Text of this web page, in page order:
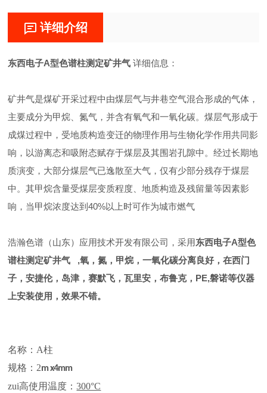
详细介绍
东西电子A型色谱柱测定矿井气 详细信息：
矿井气是煤矿开采过程中由煤层气与井巷空气混合形成的气体，
主要成分为甲烷、氮气，并含有氧气和一氧化碳。煤层气形成于
成煤过程中，受地质构造变迁的物理作用与生物化学作用共同影
响，以游离态和吸附态赋存于煤层及其围岩孔隙中。经过长期地
质演变，大部分煤层气已逸散至大气，仅有少部分残存于煤层
中。其甲烷含量受煤层变质程度、地质构造及残留量等因素影
响，当甲烷浓度达到40%以上时可作为城市燃气
浩瀚色谱（山东）应用技术开发有限公司，采用东西电子A型色
谱柱测定矿井气 ,氧，氮，甲烷，一氧化碳分离良好，在西门
子，安捷伦，岛津，赛默飞，瓦里安，布鲁克，PE,磐诺等仪器
上安装使用，效果不错。
名称：A柱
规格：2m x4mm
zui高使用温度：300°C